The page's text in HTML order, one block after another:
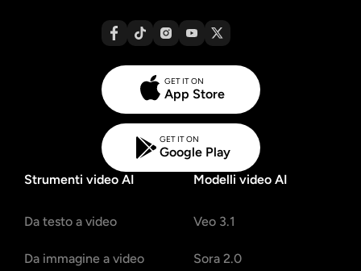
GET IT ON
App Store
GET IT ON
Google Play
Strumenti video AI
Da testo a video
Da immagine a video
Modelli video AI
Veo 3.1
Sora 2.0